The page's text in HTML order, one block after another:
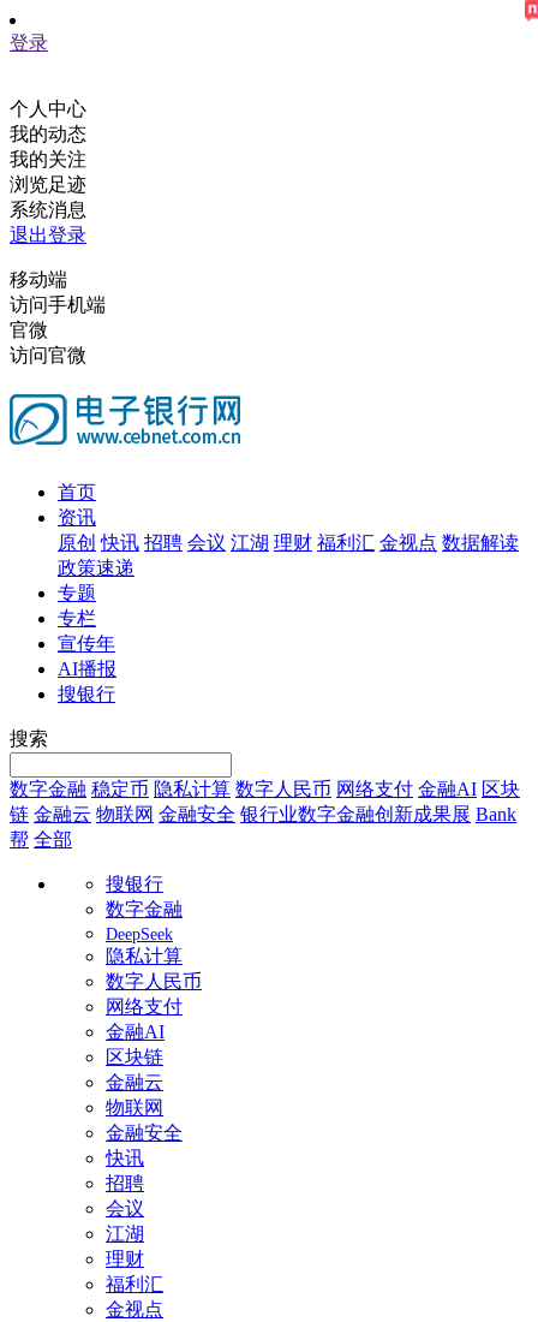
登录
个人中心
我的动态
我的关注
浏览足迹
系统消息
退出登录
移动端
访问手机端
官微
访问官微
首页
资讯
原创 快讯 招聘 会议 江湖 理财 福利汇 金视点 数据解读
政策速递
专题
专栏
宣传年
AI播报
搜银行
搜索
数字金融 稳定币 隐私计算 数字人民币 网络支付 金融AI 区块
链 金融云 物联网 金融安全 银行业数字金融创新成果展 Bank
帮 全部
搜银行
数字金融
DeepSeek
隐私计算
数字人民币
网络支付
金融AI
区块链
金融云
物联网
金融安全
快讯
招聘
会议
江湖
理财
福利汇
金视点